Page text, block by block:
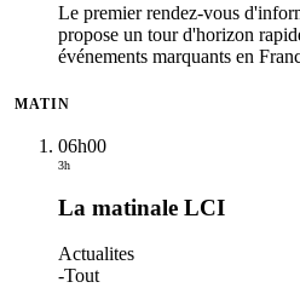
Le premier rendez-vous
propose un tour d'horizon
événements marquants en
MATIN
06h00
3h
La matinale LCI
Actualites
-Tout